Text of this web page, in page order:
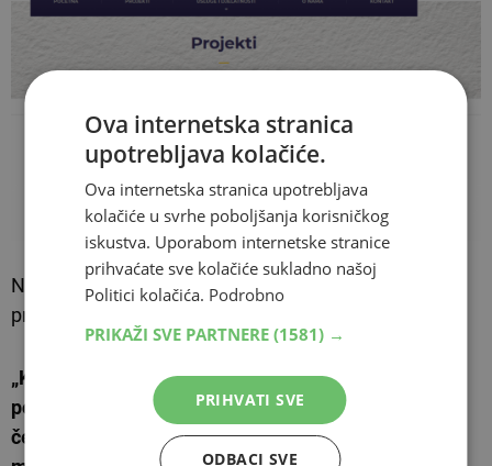
No, iz elektroprijenosa su ustrajni da nije bilo
pretendiranja.
„Kriterij za odabir ponude po predmetnom javnom
pozivu je bila najniža jedinična cijena 1 metra
četvornog zemljišta izračena u konvertibilnim
Ova internetska stranica
upotrebljava kolačiće.
Ova internetska stranica upotrebljava
kolačiće u svrhe poboljšanja korisničkog
iskustva. Uporabom internetske stranice
prihvaćate sve kolačiće sukladno našoj
Politici kolačića. Podrobno
PRIKAŽI SVE PARTNERE (1581) →
PRIHVATI SVE
ODBACI SVE